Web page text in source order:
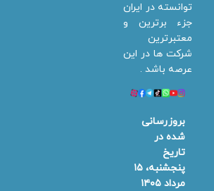
توانسته در ایران
جزء برترین و
معتبرترین
شرکت ها در این
عرصه باشد .
بروزرسانی
شده در
تاریخ
پنجشنبه، ۱۵
مرداد ۱۴۰۵